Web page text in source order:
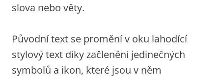
slova nebo věty.
Původní text se promění v oku lahodící
stylový text díky začlenění jedinečných
symbolů a ikon, které jsou v něm